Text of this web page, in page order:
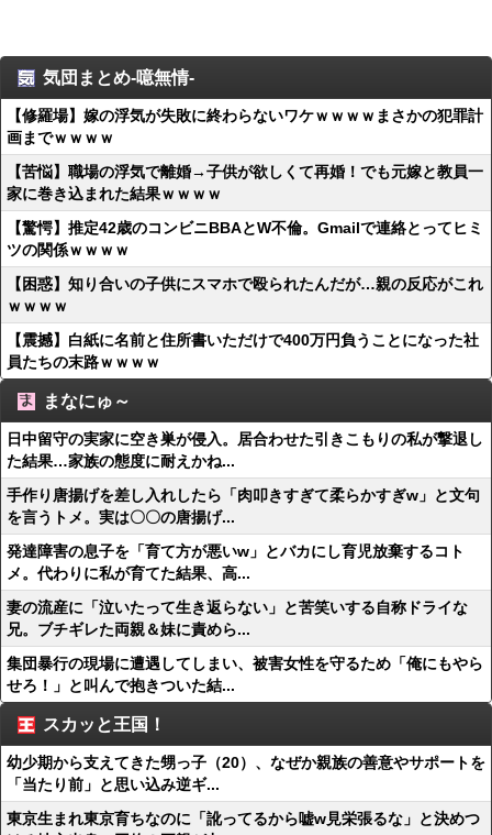
気団まとめ-噫無情-
【修羅場】嫁の浮気が失敗に終わらないワケｗｗｗｗまさかの犯罪計
画までｗｗｗｗ
【苦悩】職場の浮気で離婚→子供が欲しくて再婚！でも元嫁と教員一
家に巻き込まれた結果ｗｗｗｗ
【驚愕】推定42歳のコンビニBBAとW不倫。Gmailで連絡とってヒミ
ツの関係ｗｗｗｗ
【困惑】知り合いの子供にスマホで殴られたんだが…親の反応がこれ
ｗｗｗｗ
【震撼】白紙に名前と住所書いただけで400万円負うことになった社
員たちの末路ｗｗｗｗ
まなにゅ～
日中留守の実家に空き巣が侵入。居合わせた引きこもりの私が撃退し
た結果…家族の態度に耐えかね...
手作り唐揚げを差し入れしたら「肉叩きすぎて柔らかすぎw」と文句
を言うトメ。実は〇〇の唐揚げ...
発達障害の息子を「育て方が悪いw」とバカにし育児放棄するコト
メ。代わりに私が育てた結果、高...
妻の流産に「泣いたって生き返らない」と苦笑いする自称ドライな
兄。ブチギレた両親＆妹に責めら...
集団暴行の現場に遭遇してしまい、被害女性を守るため「俺にもやら
せろ！」と叫んで抱きついた結...
スカッと王国！
幼少期から支えてきた甥っ子（20）、なぜか親族の善意やサポートを
「当たり前」と思い込み逆ギ...
東京生まれ東京育ちなのに「訛ってるから嘘w見栄張るな」と決めつ